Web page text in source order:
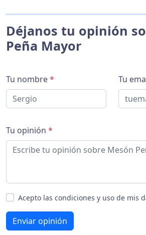
Déjanos tu opinión
Peña Mayor
Tu nombre* Tu
Tu opinión *
Acepto las condiciones y uso de mis
Enviar opinión